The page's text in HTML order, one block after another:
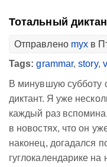
Тотальный
Отправлено myx в
Tags:grammar,story,
В минувшую субботу
диктант. Я уже
каждый раз
в новостях, что он
наконец, догадался
гуглокалендарике